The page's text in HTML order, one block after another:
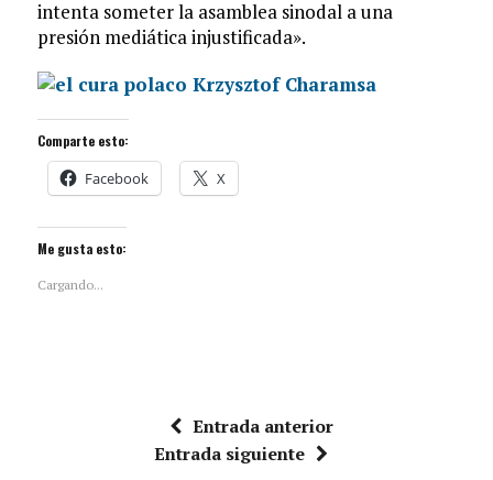
intenta someter la asamblea sinodal a una
presión mediática injustificada».
Comparte esto:
Facebook X
Me gusta esto:
Cargando...
Entrada anterior
Entrada siguiente